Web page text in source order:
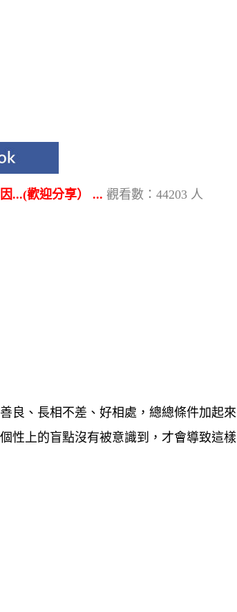
...(歡迎分享） ... 觀看數：44203 人
良、長相不差、好相處，總總條件加起來
性上的盲點沒有被意識到，才會導致這樣